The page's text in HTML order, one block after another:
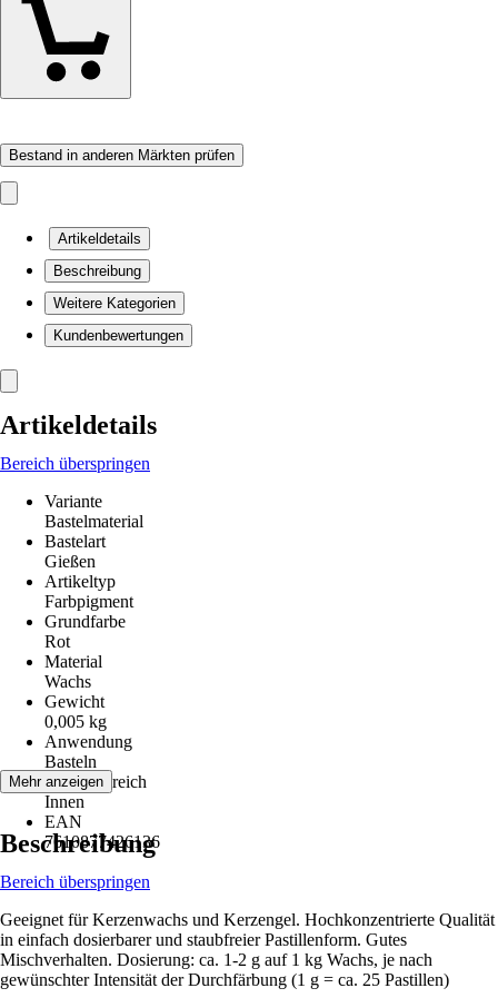
Bestand in anderen Märkten prüfen
Artikeldetails
Beschreibung
Weitere Kategorien
Kundenbewertungen
Artikeldetails
Bereich überspringen
Variante
Bastelmaterial
Bastelart
Gießen
Artikeltyp
Farbpigment
Grundfarbe
Rot
Material
Wachs
Gewicht
0,005 kg
Anwendung
Basteln
Einsatzbereich
Innen
EAN
7610877426136
Mehr anzeigen
Beschreibung
Bereich überspringen
Geeignet für Kerzenwachs und Kerzengel. Hochkonzentrierte Qualität
in einfach dosierbarer und staubfreier Pastillenform. Gutes
Mischverhalten. Dosierung: ca. 1-2 g auf 1 kg Wachs, je nach
gewünschter Intensität der Durchfärbung (1 g = ca. 25 Pastillen)